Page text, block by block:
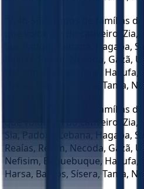
[46-56] Grupos de famílias
que voltaram do cativeiro:
Sia, Padom, Lebana, Hagaba,
Reaías, Rezim, Necoda, Gazã,
Nefisim, Baquebuque,
Harsa, Barcôs, Sísera, Tama,
[46-56] Grupos de famílias
que voltaram do cativeiro:
Sia, Padom, Lebana, Hagaba,
Reaías, Rezim, Necoda, Gazã,
Nefisim, Baquebuque, Hacufa,
Harsa, Barcôs, Sísera, Tama,